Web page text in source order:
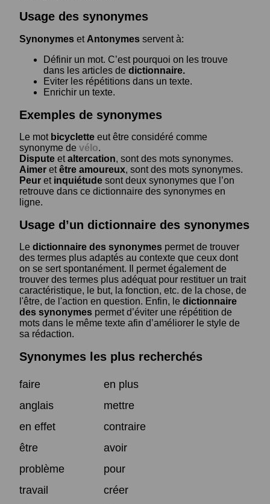
Usage des synonymes
Synonymes et Antonymes servent à:
Définir un mot. C’est pourquoi on les trouve
dans les articles de dictionnaire.
Eviter les répétitions dans un texte.
Enrichir un texte.
Exemples de synonymes
Le mot bicyclette eut être considéré comme
synonyme de vélo.
Dispute etaltercation, sont des mots synonymes.
Aimer etêtre amoureux, sont des mots synonymes.
Peur et inquiétude sont deux synonymes que l’on
retrouve dans ce dictionnaire des synonymes en
ligne.
Usage d’un dictionnaire des synonymes
Le dictionnaire des synonymes permet de trouver
des termes plus adaptés au contexte que ceux dont
on se sert spontanément. Il permet également de
trouver des termes plus adéquat pour restituer un trait
caractéristique, le but, la fonction, etc. de la chose, de
l'être, de l'action en question. Enfin, le dictionnaire
des synonymes permet d’éviter une répétition de
mots dans le même texte afin d’améliorer le style de
sa rédaction.
Synonymes les plus recherchés
faire
en plus
anglais
mettre
en effet
contraire
être
avoir
problème
pour
travail
créer